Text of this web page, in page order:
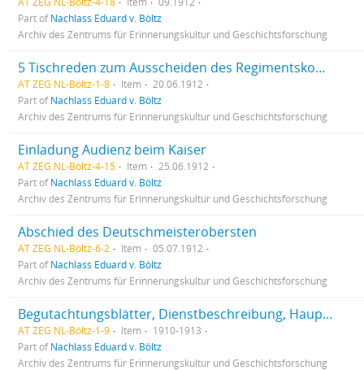
Part ofNachlass Eduard v. Böltz
Archiv des Zentrums für Erinnerungskultur und Geschichtsforschung
5 Tischreden zum Ausscheiden des Regimentskommandanten Böltz
AT ZEG NL-Böltz-1-8 Item
20.06.1912
Part ofNachlass Eduard v. Böltz
Archiv des Zentrums für Erinnerungskultur und Geschichtsforschung
Einladung Audienz beim Kaiser
AT ZEG NL-Böltz-4-15 Item
25.06.1912
Part ofNachlass Eduard v. Böltz
Archiv des Zentrums für Erinnerungskultur und Geschichtsforschung
Abschied des Deutschmeisterobersten
AT ZEG NL-Böltz-6-2 Item
05.07.1912
Part ofNachlass Eduard v. Böltz
Archiv des Zentrums für Erinnerungskultur und Geschichtsforschung
Begutachtungsblätter, Dienstbeschreibung, Hauptbericht
AT ZEG NL-Böltz-1-9 Item
1910-1913
Part ofNachlass Eduard v. Böltz
Archiv des Zentrums für Erinnerungskultur und Geschichtsforschung